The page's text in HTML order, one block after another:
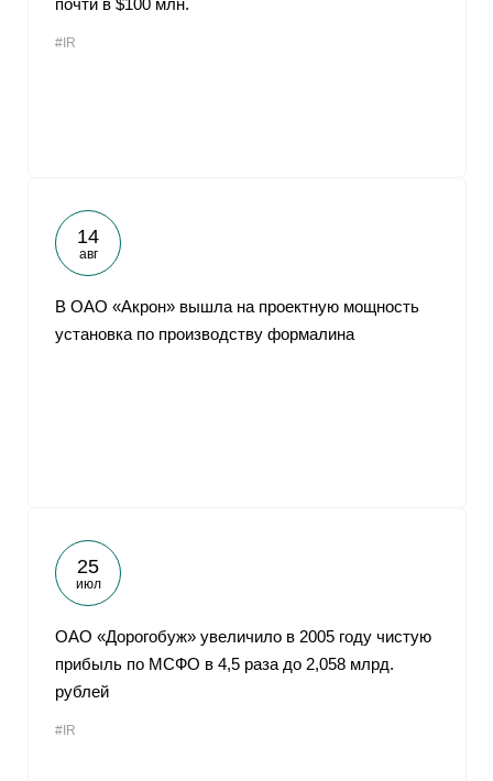
почти в $100 млн.
#IR
14
авг
В ОАО «Акрон» вышла на проектную мощность
установка по производству формалина
25
июл
ОАО «Дорогобуж» увеличило в 2005 году чистую
прибыль по МСФО в 4,5 раза до 2,058 млрд.
рублей
#IR